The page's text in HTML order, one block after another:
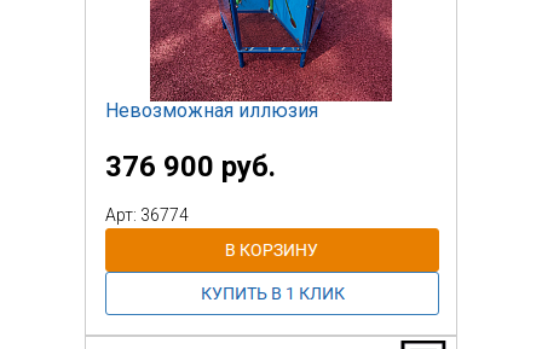
Невозможная иллюзия
376 900 руб.
Арт: 36774